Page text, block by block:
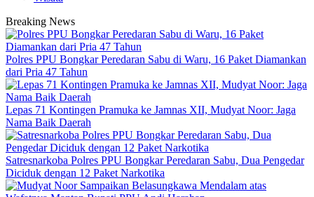
Breaking News
Polres PPU Bongkar Peredaran Sabu di Waru, 16 Paket Diamankan
dari Pria 47 Tahun
Lepas 71 Kontingen Pramuka ke Jamnas XII, Mudyat Noor: Jaga
Nama Baik Daerah
Satresnarkoba Polres PPU Bongkar Peredaran Sabu, Dua Pengedar
Diciduk dengan 12 Paket Narkotika